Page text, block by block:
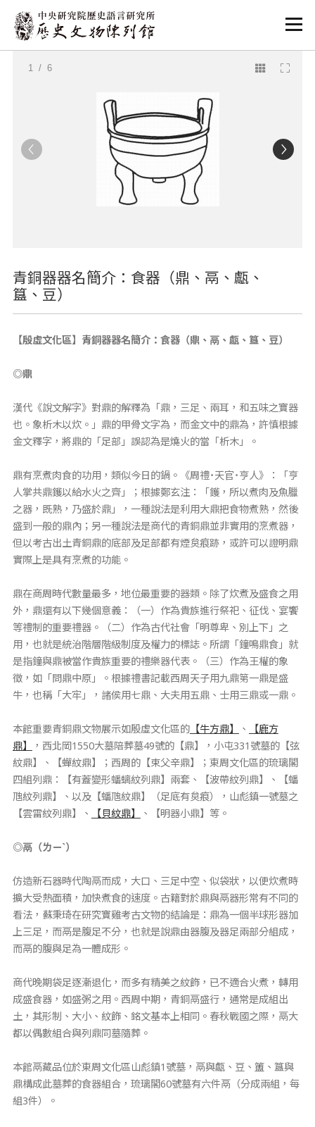
:::
:::
1/ 6
青銅器器名簡介：食器（鼎、鬲、甗、
簋、豆）
【殷虛文化區】青銅器器名簡介：食器（鼎、鬲、甗、簋、豆）
◎鼎
漢代《說文解字》對鼎的解釋為「鼎，三足、兩耳，和五味之寶器
也。象析木以炊。」鼎的甲骨文字為，而金文中的鼎為，許慎根據
金文釋字，將鼎的「足部」誤認為是燒火的當「析木」。
鼎有烹煮肉食的功用，類似今日的鍋。《周禮˙天官˙亨人》：「亨
人掌共鼎鑊以給水火之齊」；根據鄭玄注：「鑊，所以煮肉及魚臘
之器，既熟，乃盛於鼎」，一種說法是利用大鼎把食物煮熟，然後
盛到一般的鼎內；另一種說法是商代的青銅鼎並非實用的烹煮器，
但以考古出土青銅鼎的底部及足部都有煙炱痕跡，或許可以證明鼎
實際上是具有烹煮的功能。
鼎在商周時代數量最多，地位最重要的器類。除了炊煮及盛食之用
外，鼎還有以下幾個意義：（一）作為貴族進行祭祀、征伐、宴饗
等禮制的重要禮器。（二）作為古代社會「明尊卑、別上下」之
用，也就是統治階層階級制度及權力的標誌。所謂「鐘鳴鼎食」就
是指鐘與鼎被當作貴族重要的禮樂器代表。（三）作為王權的象
徵，如「問鼎中原」。根據禮書記載西周天子用九鼎第一鼎是盛
牛，也稱「大牢」，諸侯用七鼎、大夫用五鼎、士用三鼎或一鼎。
本館重要青銅鼎文物展示如殷虛文化區的【牛方鼎】 、
【鹿方
鼎】
，西北岡1550大墓陪葬墓49號的【鼎】，小屯331號墓的【弦
紋鼎】、【蟬紋鼎】；西周的【束父辛鼎】；東周文化區的琉璃閣
四組列鼎：【有蓋變形蟠螭紋列鼎】兩套、【波帶紋列鼎】、【蟠
虺紋列鼎】、以及【蟠虺紋鼎】（足底有炱痕），山彪鎮一號墓之
【雲雷紋列鼎】、
【貝紋鼎】 、【明器小鼎】等。
◎鬲（ㄌㄧˋ）
仿造新石器時代陶鬲而成，大口、三足中空、似袋狀，以便炊煮時
擴大受熱面積，加快煮食的速度。古籍對於鼎與鬲器形常有不同的
看法，蘇秉琦在研究寶雞考古文物的結論是：鼎為一個半球形器加
上三足，而鬲是腹足不分，也就是說鼎由器腹及器足兩部分組成，
而鬲的腹與足為一體成形。
商代晚期袋足逐漸退化，而多有精美之紋飾，已不適合火煮，轉用
成盛食器，如盛粥之用。西周中期，青銅鬲盛行，通常是成組出
土，其形制、大小、紋飾、銘文基本上相同。春秋戰國之際，鬲大
都以偶數組合與列鼎同墓隨葬。
本館鬲藏品位於東周文化區山彪鎮1號墓，鬲與甗、豆、簠、簋與
鼎構成此墓葬的食器組合，琉璃閣60號墓有六件鬲（分成兩組，每
組3件）。